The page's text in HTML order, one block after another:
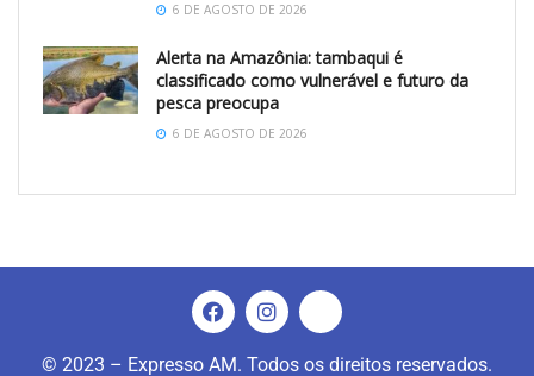
6 DE AGOSTO DE 2026
Alerta na Amazônia: tambaqui é
classificado como vulnerável e futuro da
pesca preocupa
6 DE AGOSTO DE 2026
© 2023 – Expresso AM. Todos os direitos reservados.